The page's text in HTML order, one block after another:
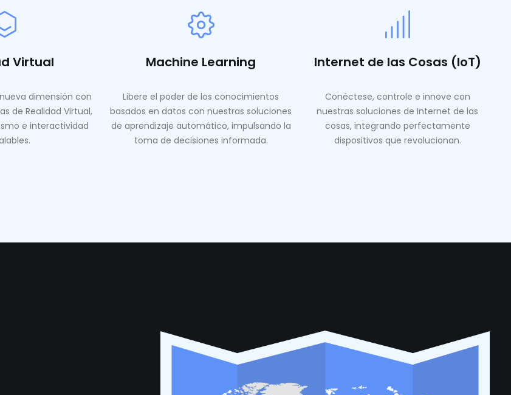
Virtual
dimensión con
de Realidad Virtual,
e interactividad
Machine Learning
Libere el poder de los conocimientos
basados ​​en datos con nuestras soluciones
de aprendizaje automático, impulsando la
toma de decisiones informada.
Internet de las Cosas (IoT)
Conéctese, controle e innove con
nuestras soluciones de Internet de las
cosas, integrando perfectamente
dispositivos que revolucionan.